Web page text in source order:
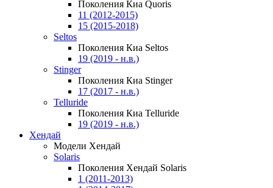
Поколения Киа Quoris
11 (2012-2015)
15 (2015-2018)
Seltos
Поколения Киа Seltos
19 (2019 - н.в.)
Stinger
Поколения Киа Stinger
17 (2017 - н.в.)
Telluride
Поколения Киа Telluride
19 (2019 - н.в.)
Хендай
Модели Хендай
Solaris
Поколения Хендай Solaris
1 (2011-2013)